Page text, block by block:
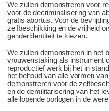
We zullen demonstreren voor
voor de decriminalisering van
gratis abortus. Voor de
zelfbeschikking en de vrijheid
genderidentiteit te kiezen.
We zullen demonstreren in het
vrouwenstaking als instrument
reproductief werk bij het in
het behoud van alle vormen
demonstreren voor de
en de demilitarisering van het
alle lopende oorlogen in de